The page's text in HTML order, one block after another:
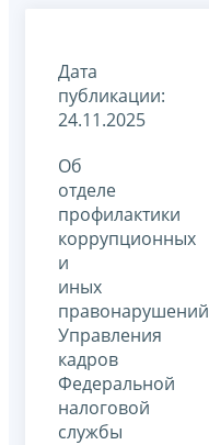
Дата
публикации:
24.11.2025
Об
отделе
профилактики
коррупционных
и
иных
правонарушений
Управления
кадров
Федеральной
налоговой
службы